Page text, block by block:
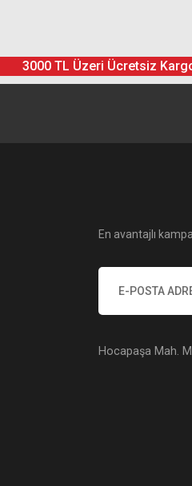
3000 TL Üzeri Ücretsiz
En avantajlı
Hocapaşa Mah.